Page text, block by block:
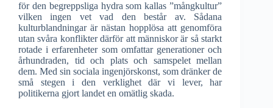
för den begreppsliga hydra som kallas ”mångkultur”
vilken ingen vet vad den består av. Sådana
kulturblandningar är nästan hopplösa att genomföra
utan svåra konflikter därför att människor är så starkt
rotade i erfarenheter som omfattar generationer och
århundraden, tid och plats och samspelet mellan
dem. Med sin sociala ingenjörskonst, som dränker de
små stegen i den verklighet där vi lever, har
politikerna gjort landet en omätlig skada.